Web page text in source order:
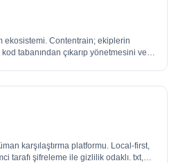
ekosistemi. Contentrain; ekiplerin
tabanından çıkarıp yönetmesini ve
karşılaştırma platformu. Local-first,
tarafı şifreleme ile gizlilik odaklı. txt,